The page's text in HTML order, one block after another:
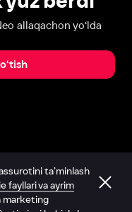
allaqachon yo‘lda
ta’minlash
fayllari va ayrim
marketing